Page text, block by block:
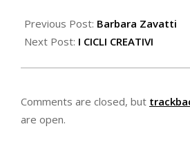
07-
06
Previous Post: Barbara Zavatti
Next Post: I CICLI CREATIVI
Comments are closed, but
are open.